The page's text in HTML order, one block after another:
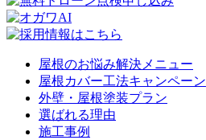
屋根のお悩み解決メニュー
屋根カバー工法キャンペーン
外壁・屋根塗装プラン
選ばれる理由
施工事例